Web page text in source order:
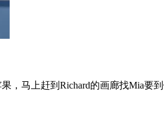
，马上赶到Richard的画廊找Mia要